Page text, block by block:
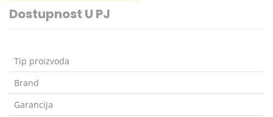
Dostupnost U PJ
Tip proizvoda
Brand
Garancija